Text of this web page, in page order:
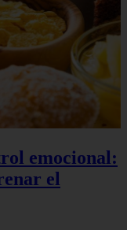
emocional:
el